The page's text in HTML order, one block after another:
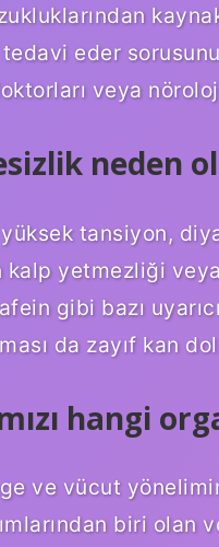
eder
veya
neden
tansiyon,
kalp yetmezliği
gibi bazı
da zayıf kan
hangi
ve vücut
biri